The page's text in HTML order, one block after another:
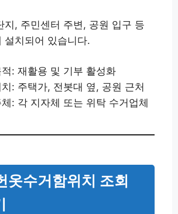
지, 주민센터 주변, 공원 입구 등
설치되어 있습니다.
: 재활용 및 기부 활성화
: 주택가, 전봇대 옆, 공원 근처
: 각 지자체 또는 위탁 수거업체
옷수거함위치 조회